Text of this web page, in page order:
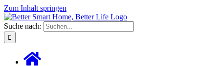
Zum Inhalt springen
Suche nach: